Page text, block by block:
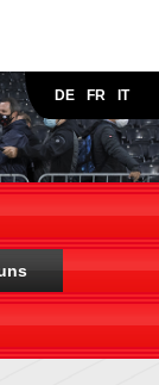
DE FR IT